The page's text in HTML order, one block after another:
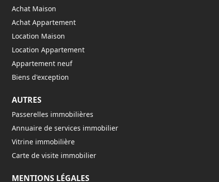
Achat Maison
Achat Appartement
Location Maison
Location Appartement
Appartement neuf
Biens d'exception
AUTRES
Passerelles immobilières
Annuaire de services immobilier
Vitrine immobilière
Carte de visite immobilier
MENTIONS LÉGALES